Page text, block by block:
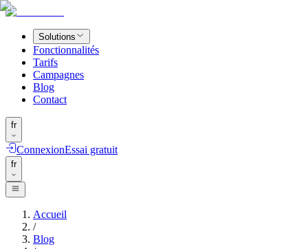
Solutions
Fonctionnalités
Tarifs
Campagnes
Blog
Contact
fr
ConnexionEssai gratuit
fr
Accueil
/
Blog